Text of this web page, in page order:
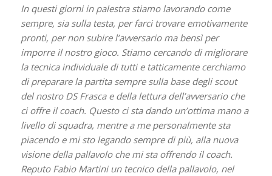
In questi giorni in palestra stiamo lavorando come
sempre, sia sulla testa, per farci trovare emotivamente
pronti, per non subire l’avversario ma bensì per
imporre il nostro gioco. Stiamo cercando di migliorare
la tecnica individuale di tutti e tatticamente cerchiamo
di preparare la partita sempre sulla base degli scout
del nostro DS Frasca e della lettura dell’avversario che
ci offre il coach. Questo ci sta dando un’ottima mano a
livello di squadra, mentre a me personalmente sta
piacendo e mi sto legando sempre di più, alla nuova
visione della pallavolo che mi sta offrendo il coach.
Reputo Fabio Martini un tecnico della pallavolo, nel